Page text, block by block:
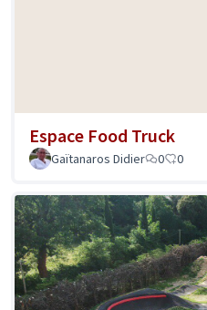
Espace Food Truck
Gaïtanaros Didier
0 0